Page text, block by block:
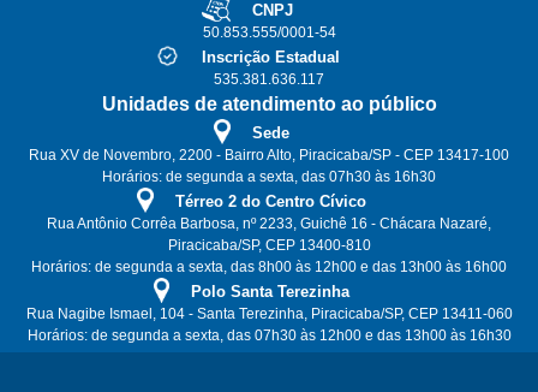
CNPJ
50.853.555/0001-54
Inscrição Estadual
535.381.636.117
Unidades de atendimento ao público
Sede
Rua XV de Novembro, 2200 - Bairro Alto, Piracicaba/SP - CEP 13417-100
Horários: de segunda a sexta, das 07h30 às 16h30
Térreo 2 do Centro Cívico
Rua Antônio Corrêa Barbosa, nº 2233, Guichê 16 - Chácara Nazaré,
Piracicaba/SP, CEP 13400-810
Horários: de segunda a sexta, das 8h00 às 12h00 e das 13h00 às 16h00
Polo Santa Terezinha
Rua Nagibe Ismael, 104 - Santa Terezinha, Piracicaba/SP, CEP 13411-060
Horários: de segunda a sexta, das 07h30 às 12h00 e das 13h00 às 16h30